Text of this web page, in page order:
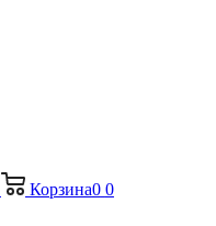
Корзина0 0